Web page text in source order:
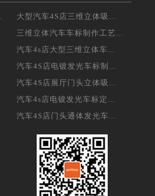
大型汽车4S店三维立体吸...
三维立体汽车车标制作工艺...
汽车4s店大型三维立体车...
汽车4S店电镀发光车标制...
汽车4S店展厅门头立体吸...
汽车4s店电镀发光车标定...
汽车4S店门头通体发光车...